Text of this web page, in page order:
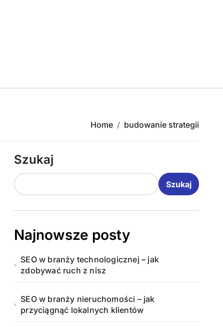
Home budowanie strategii
Szukaj
Szukaj
Najnowsze posty
SEO w branży technologicznej – jak
zdobywać ruch z nisz
SEO w branży nieruchomości – jak
przyciągnąć lokalnych klientów